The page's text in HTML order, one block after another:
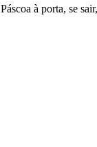
à porta, se